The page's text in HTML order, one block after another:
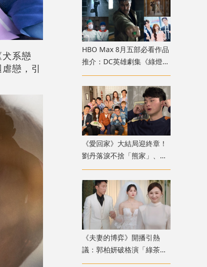
系戀
戀，引
HBO Max 8月五部必看作品
推介：DC英雄劇集《綠燈軍
團》、姜勛首演霸總《我的
偶像總裁》
《愛回家》大結局迎終章！
劉丹落淚不捨「熊家」、滕
麗名揭周嘉洛新人期捱鬧內
幕
《夫妻的博弈》開播引熱
議：郭柏妍破格演「綠茶
婊」出軌張頴康、高海寧靠